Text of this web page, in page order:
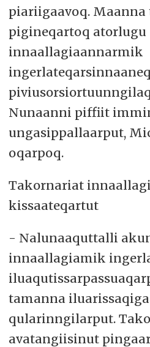
piariigaavoq.
pigineqartoq atorlugu
innaallagiaannarmik
ingerlateqarsinnaaneq
Nunaanni piffiit
ungasippallaarput,
oqarpoq.
Takornariat
kissaateqartut
- Nalunaaquttalli
innaallagiamik
tamanna
qularinngilarput.
avatangiisinut